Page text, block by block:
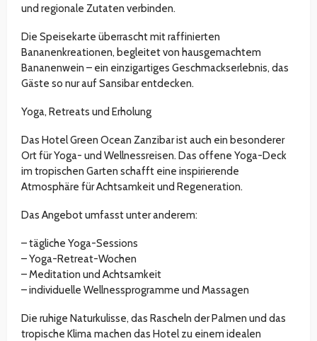
und regionale Zutaten verbinden.
Die Speisekarte überrascht mit raffinierten
Bananenkreationen, begleitet von hausgemachtem
Bananenwein – ein einzigartiges Geschmackserlebnis, das
Gäste so nur auf Sansibar entdecken.
Yoga, Retreats und Erholung
Das Hotel Green Ocean Zanzibar ist auch ein besonderer
Ort für Yoga- und Wellnessreisen. Das offene Yoga-Deck
im tropischen Garten schafft eine inspirierende
Atmosphäre für Achtsamkeit und Regeneration.
Das Angebot umfasst unter anderem:
– tägliche Yoga-Sessions
– Yoga-Retreat-Wochen
– Meditation und Achtsamkeit
– individuelle Wellnessprogramme und Massagen
Die ruhige Naturkulisse, das Rascheln der Palmen und das
tropische Klima machen das Hotel zu einem idealen